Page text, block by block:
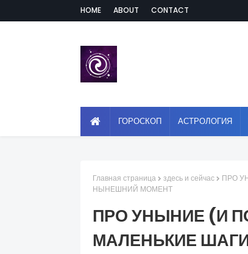
HOME ABOUT CONTACT
ГОРОСКОП АСТРОЛОГИЯ
Главная страница здесь и сейчас
ПРО
НЫНЕШНИЙ МОМЕНТ
ПРО УНЫНИЕ (И
МАЛЕНЬКИЕ